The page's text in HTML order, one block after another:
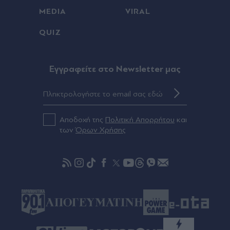
Ανδρομάχη: Ποζάρει μέσα στη θάλασσα με
(Εικάνα)
Πριν 48 λεπτά
από 30.000 οπαδοί αποθέωσαν τον Αιγύπτιο
στην παρουσίασή του! (Εικόνες & βίντεο)
Πριν 58 λεπτά
Ρόδος: Στο νοσοκομείο ναυτικός μετά από
MEDIA VIRAL
QUIZ
Eγγραφείτε στο Newsletter μας
Αποδοχή της Πολιτική Απορρήτου και
τωνΌρων Χρήσης